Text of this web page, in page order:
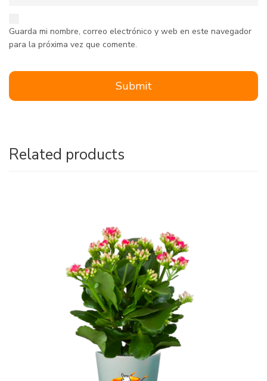
Guarda mi nombre, correo electrónico y web en este navegador
para la próxima vez que comente.
Related products